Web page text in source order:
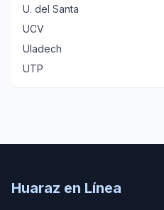
U. del Santa
UCV
Uladech
UTP
Huaraz en Línea